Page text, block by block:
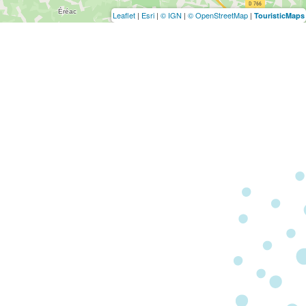
Leaflet | Esri | © IGN | © OpenStreetMap | TouristicMaps